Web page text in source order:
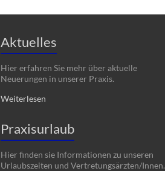
Aktuelles
Hier erfahren Sie mehr über aktuelle
Neuerungen in unserer Praxis.
Weiterlesen
Praxisurlaub
Hier finden sie Informationen zu unseren
Urlaubszeiten und Vertretungsärzten/Innen.